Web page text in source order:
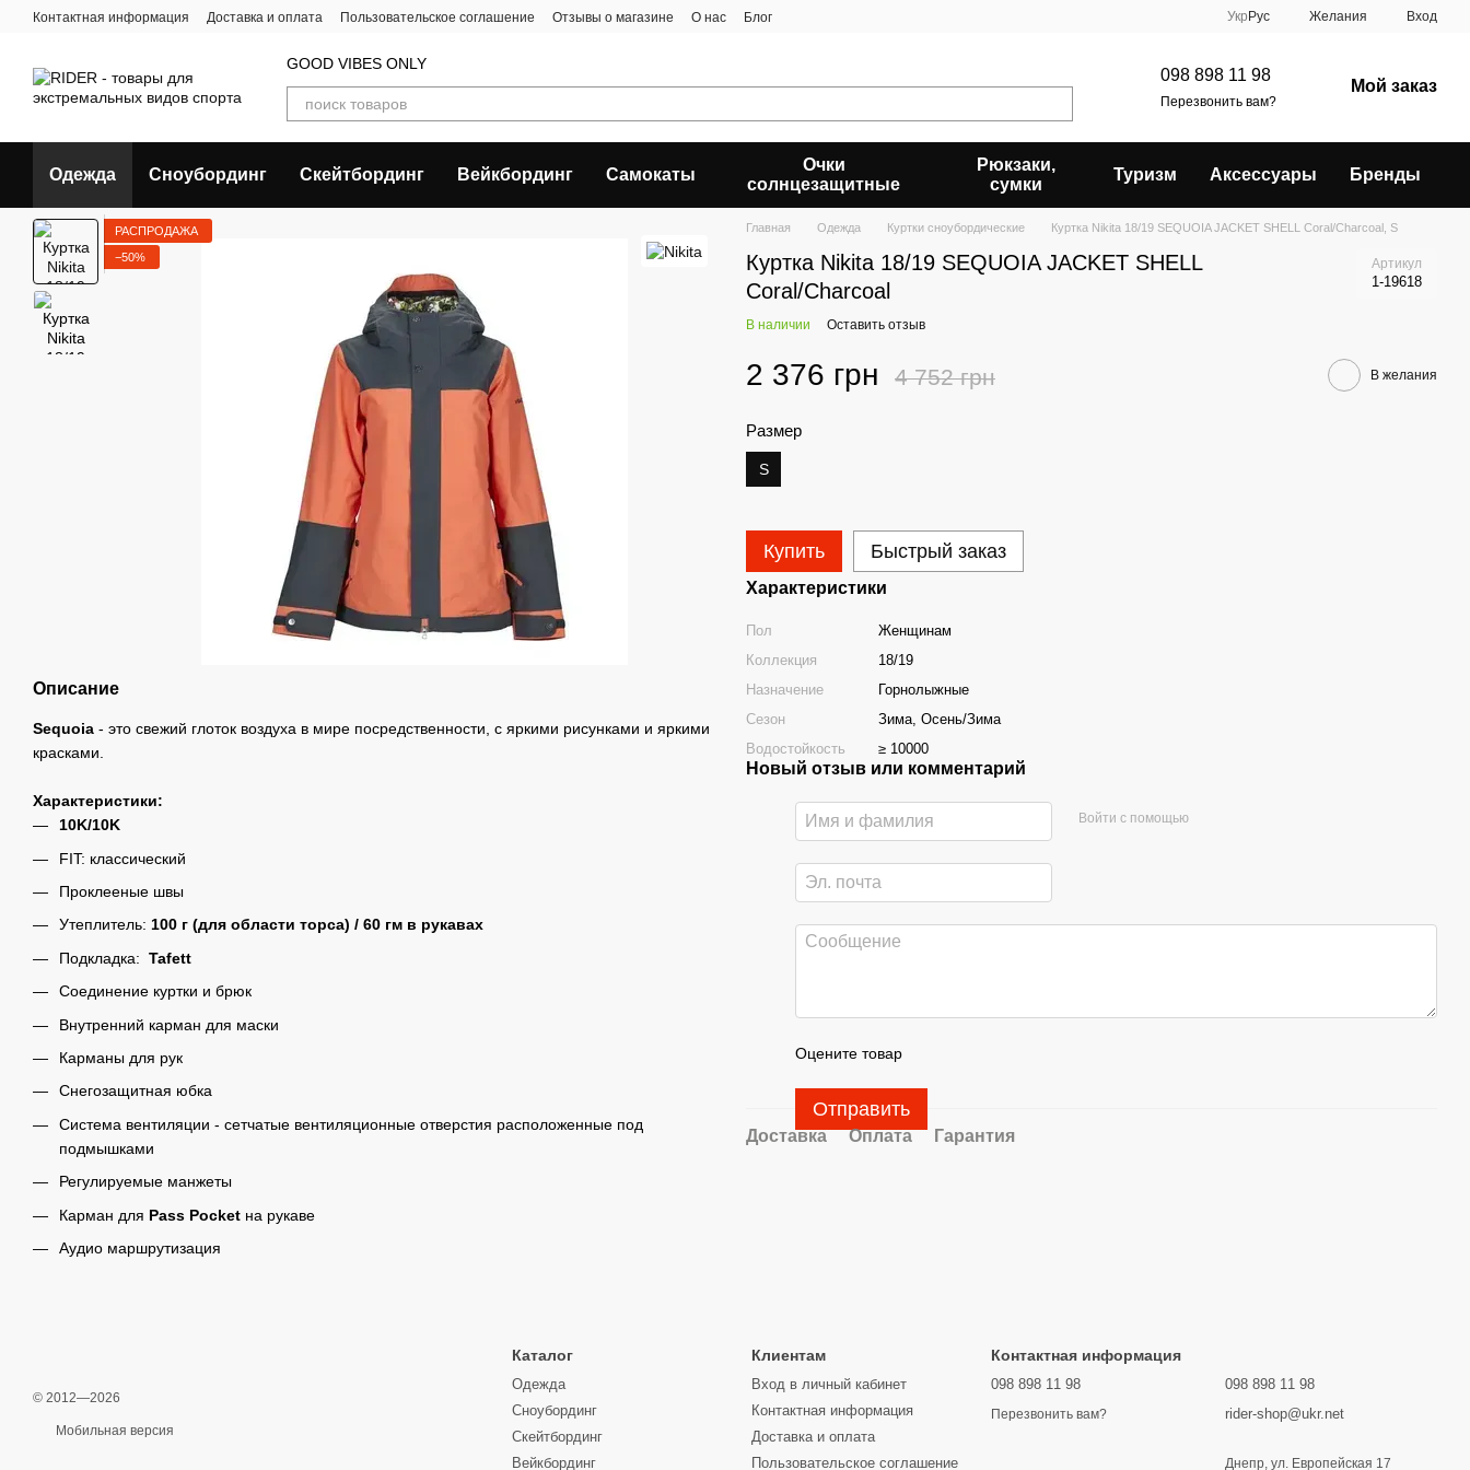
Перейти к основному контенту
Контактная информация Доставка и оплата Пользовательское соглашение Отзывы о магазине О нас Блог Укр Рус Желания Вход
GOOD VIBES ONLY
098 898 11 98
Перезвонить вам?
Мой заказ
Одежда Сноубординг Скейтбординг Вейкбординг Самокаты
Очки
солнцезащитные
Рюкзаки,
сумки
Туризм Аксессуары Бренды
РАСПРОДАЖА
−50%
Описание
Sequoia - это свежий глоток воздуха в мире посредственности, с яркими рисунками и яркими
красками.
Характеристики:
10K/10K
FIT: классический
Проклееные швы
Утеплитель: 100 г (для области торса) / 60 гм в рукавах
Подкладка: Tafett
Соединение куртки и брюк
Внутренний карман для маски
Карманы для рук
Снегозащитная юбка
Система вентиляции - сетчатые вентиляционные отверстия расположенные под
подмышками
Регулируемые манжеты
Карман для Pass Pocket на рукаве
Аудио маршрутизация
Главная Одежда Куртки сноубордические Куртка Nikita 18/19 SEQUOIA JACKET SHELL Coral/Charcoal, S
Куртка Nikita 18/19 SEQUOIA JACKET SHELL
Coral/Charcoal
Артикул
1-19618
В наличии Оставить отзыв
2 376 грн 4 752 грн В желания
Размер
S
Купить Быстрый заказ
Характеристики
Пол
Женщинам
Коллекция
18/19
Назначение
Горнолыжные
Сезон
Зима, Осень/Зима
Водостойкость
≥ 10000
Новый отзыв или комментарий
Войти с помощью
Оцените товар
Отправить
Доставка Оплата Гарантия
© 2012—2026
Мобильная версия
Каталог
Одежда
Сноубординг
Скейтбординг
Вейкбординг
Клиентам
Вход в личный кабинет
Контактная информация
Доставка и оплата
Пользовательское соглашение
Контактная информация
098 898 11 98
Перезвонить вам?
098 898 11 98
rider-shop@ukr.net
Днепр, ул. Европейская 17